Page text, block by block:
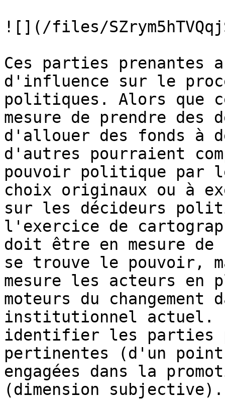
![](/files/
Ces parties prenantes
d'influence sur le
politiques. Alors que
mesure de prendre des
d'allouer des fonds à
d'autres pourraient
pouvoir politique par
choix originaux ou à
sur les décideurs
l'exercice de
doit être en mesure de
se trouve le pouvoir,
mesure les acteurs en
moteurs du changement
institutionnel actuel.
identifier les parties
pertinentes (d'un
engagées dans la
(dimension subjective).